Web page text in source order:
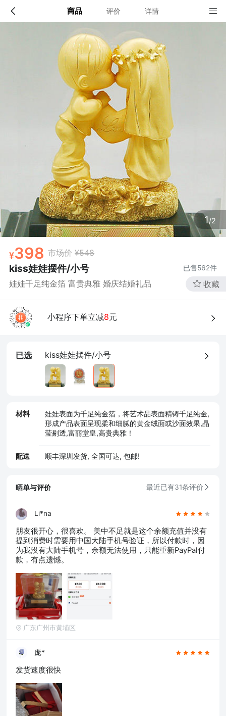
商品 评价 详情
1/2
398 市场价 ¥548
kiss娃娃摆件/小号 已售562件
娃娃千足纯金箔 富贵典雅 婚庆结婚礼品 收藏
小程序下单立减8元
已选 kiss娃娃摆件/小号
材料
娃娃表面为千足纯金箔，将艺术品表面精铸千足纯金,
形成产品表面呈现柔和细腻的黄金绒面或沙面效果,晶
莹剔透,富丽堂皇,高贵典雅！
配送 顺丰深圳发货, 全国可达, 包邮!
配送说明
顺丰深圳发货, 全国可达, 包邮!
确定
店铺信息
该地区暂无配送门店
确定
晒单与评价 最近已有31条评价
Li*na
朋友很开心，很喜欢。 美中不足就是这个余额充值并没有
提到消费时需要用中国大陆手机号验证，所以付款时，因
为我没有大陆手机号，余额无法使用，只能重新PayPal付
款，有点遗憾。
广东广州市黄埔区
庞*
发货速度很快